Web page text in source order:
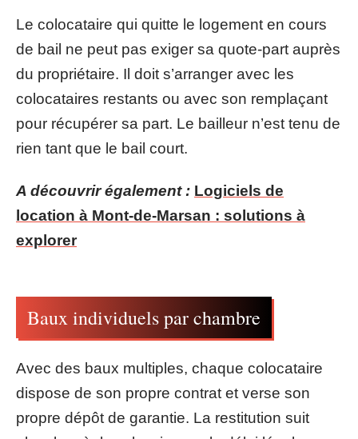
Le colocataire qui quitte le logement en cours
de bail ne peut pas exiger sa quote-part auprès
du propriétaire. Il doit s’arranger avec les
colocataires restants ou avec son remplaçant
pour récupérer sa part. Le bailleur n’est tenu de
rien tant que le bail court.
A découvrir également : Logiciels de
location à Mont-de-Marsan : solutions à
explorer
Baux individuels par chambre
Avec des baux multiples, chaque colocataire
dispose de son propre contrat et verse son
propre dépôt de garantie. La restitution suit